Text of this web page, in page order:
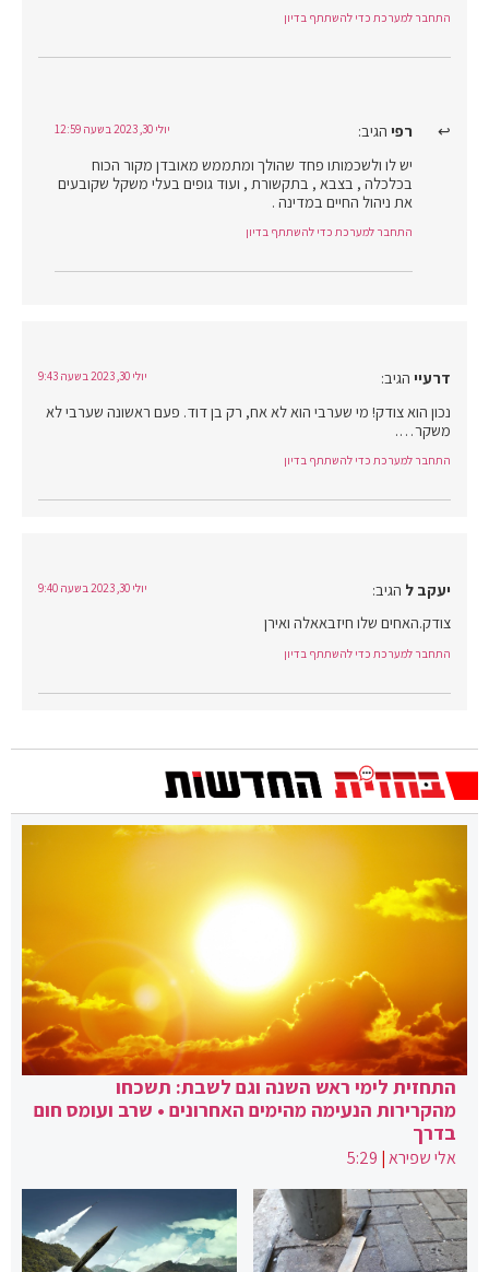
התחבר למערכת כדי להשתתף בדיון
רפי הגיב: יולי 30, 2023 בשעה 12:59
יש לו ולשכמותו פחד שהולך ומתממש מאובדן מקור הכוח
בכלכלה , בצבא , בתקשורת , ועוד גופים בעלי משקל שקובעים
את ניהול החיים במדינה .
התחבר למערכת כדי להשתתף בדיון
דרעיי הגיב: יולי 30, 2023 בשעה 9:43
נכון הוא צודק! מי שערבי הוא לא אח, רק בן דוד. פעם ראשונה שערבי לא
משקר….
התחבר למערכת כדי להשתתף בדיון
יעקב ל הגיב: יולי 30, 2023 בשעה 9:40
צודק.האחים שלו חיזבאאלה ואירן
התחבר למערכת כדי להשתתף בדיון
התחזית לימי ראש השנה וגם לשבת: תשכחו
מהקרירות הנעימה מהימים האחרונים • שרב ועומס חום
בדרך
אלי שפירא|
5:29